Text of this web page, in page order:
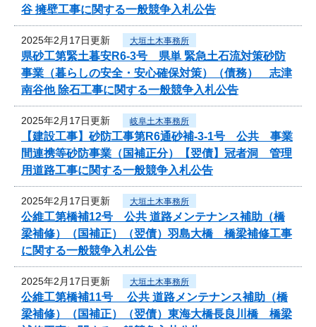
谷 擁壁工事に関する一般競争入札公告
2025年2月17日更新 大垣土木事務所
県砂工第緊土暮安R6-3号 県単 緊急土石流対策砂防
事業（暮らしの安全・安心確保対策）（債務） 志津
南谷他 除石工事に関する一般競争入札公告
2025年2月17日更新 岐阜土木事務所
【建設工事】砂防工事第R6通砂補-3-1号 公共 事業
間連携等砂防事業（国補正分）【翌債】冠者洞 管理
用道路工事に関する一般競争入札公告
2025年2月17日更新 大垣土木事務所
公維工第橋補12号 公共 道路メンテナンス補助（橋
梁補修）（国補正）（翌債）羽島大橋 橋梁補修工事
に関する一般競争入札公告
2025年2月17日更新 大垣土木事務所
公維工第橋補11号 公共 道路メンテナンス補助（橋
梁補修）（国補正）（翌債）東海大橋長良川橋 橋梁